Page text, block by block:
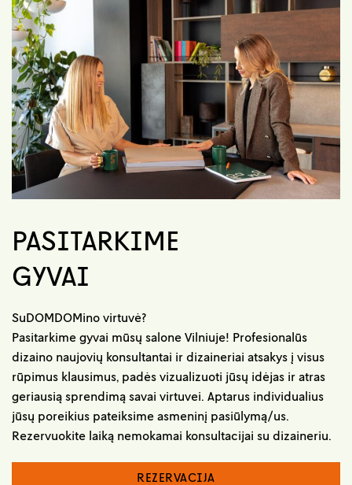
PASITARKIME
GYVAI
SuDOMDOMino virtuvė?
Pasitarkime gyvai mūsų salone Vilniuje! Profesionalūs
dizaino naujovių konsultantai ir dizaineriai atsakys į visus
rūpimus klausimus, padės vizualizuoti jūsų idėjas ir atras
geriausią sprendimą savai virtuvei. Aptarus individualius
jūsų poreikius pateiksime asmeninį pasiūlymą/us.
Rezervuokite laiką nemokamai konsultacijai su dizaineriu.
REZERVACIJA